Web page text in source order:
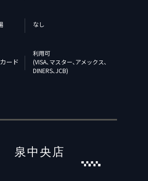
なし
ード
利用可
(VISA､マスター､アメックス､
DINERS､JCB)
泉中央店